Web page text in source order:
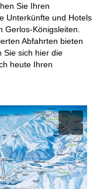
Sie Ihren
Unterkünfte und Hotels
Königsleiten.
Abfahrten bieten
Sie sich hier die
heute Ihren